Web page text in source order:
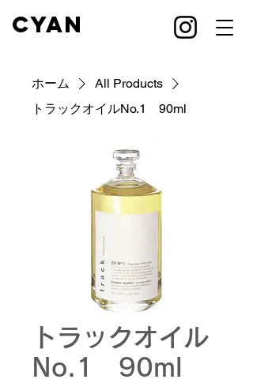
CYAN
ホーム
All Products
トラックオイルNo.1 90ml
トラックオイル
No.1 90ml